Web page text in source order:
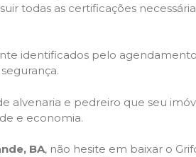
todas as certificações
identificados pelo
alvenaria e pedreiro que seu
e economia.
BA, não hesite em baixar o